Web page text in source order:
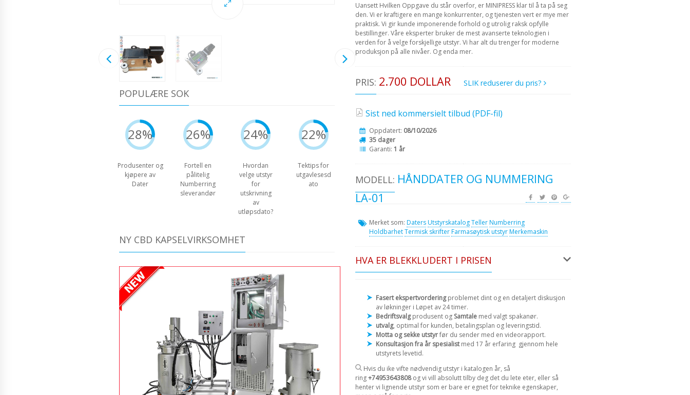
POPULÆRE SOK
28%
Produsenter og
kjøpere av
Dater
26%
Fortell en
pålitelig
Numberring
sleverandør
24%
Hvordan
velge utstyr
for
utskrivning
av
utløpsdato?
22%
Tektips for
utgavlesesd
ato
NY CBD KAPSELVIRKSOMHET
Uansett Hvilken Oppgave du står overfor, er MINIPRESS klar til å ta på seg
den. Vi er kraftigere en mange konkurrenter, og tjenesten vert er mye mer
praktisk. Vi gir kunde imponerende forhold og utrolig raksk opfylle
bestillinger. Våre eksperter bruker de mest avanserte teknologien i
verden for å velge forskjellige utstyr. Vi har alt du trenger for moderne
produksjon på alle nivåer. Og enda mer.
PRIS: 2.700 DOLLAR SLIK reduserer du pris?
Sist ned kommersielt tilbud (PDF-fil)
Oppdatert: 08/10/2026
35 dager
Garanti: 1 år
MODELL: HÅNDDATER OG NUMMERING
LA-01
Merket som: DatersUtstyrskatalogTellerNumberring
HoldbarhetTermisk skrifterFarmasøytisk utstyrMerkemaskin
HVA ER BLEKKLUDERT I PRISEN
Fasert ekspertvorderingproblemet dint og en detaljert diskusjon
av løkninger i Løpet av 24 timer.
Bedriftsvalgprodusent og Samtale med valgt spakanør.
utvalg, optimal for kunden, betalingsplan og leveringstid.
Motta og sekke utstyrfør du sender med en videorapport.
Konsultasjon fra år spesialistmed 17 år erfaring gjennom hele
utstyrets levetid.
Hvis du ike vifte nødvendig utstyr i katalogen år, så
ring+74953643808og vi vill absolutt tilby deg det du lete eter, eller så
henter vi lignende utstyr som er bare er egnet for teknike egenskaper,